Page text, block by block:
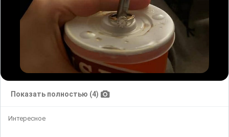
Показать полностью (4)
Интересное